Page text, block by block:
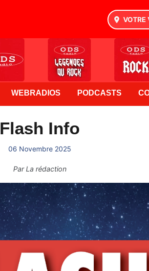
VOTRE
WEBRADIOS PODCASTS
Flash Info
06 Novembre 2025
ParLa rédaction